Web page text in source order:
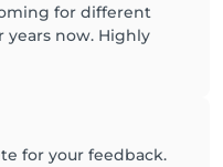
for different
now. Highly
for your feedback.